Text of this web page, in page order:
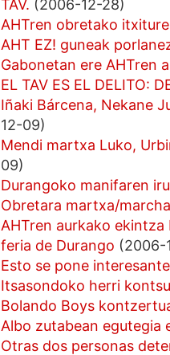
TAV. (2006-12-28)
AHTren obretako
AHT EZ! guneak
Gabonetan ere AHTren
EL TAV ES EL DELITO:
Iñaki Bárcena, Nekane
12-09)
Mendi martxa Luko,
09)
Durangoko manifaren
Obretara martxa/
AHTren aurkako
feria de Durango (2006-
Esto se pone
Itsasondoko herri
Bolando Boys
Albo zutabean egutegia
Otras dos personas